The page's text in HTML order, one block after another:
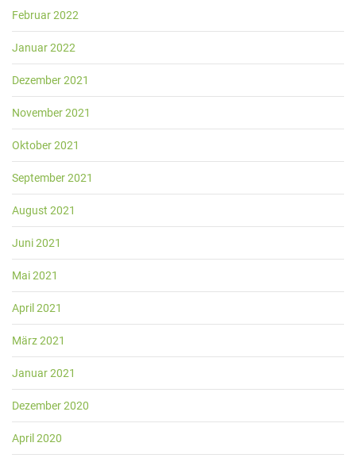
Februar 2022
Januar 2022
Dezember 2021
November 2021
Oktober 2021
September 2021
August 2021
Juni 2021
Mai 2021
April 2021
März 2021
Januar 2021
Dezember 2020
April 2020